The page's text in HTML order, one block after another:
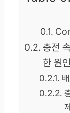
충전
한 원인
제